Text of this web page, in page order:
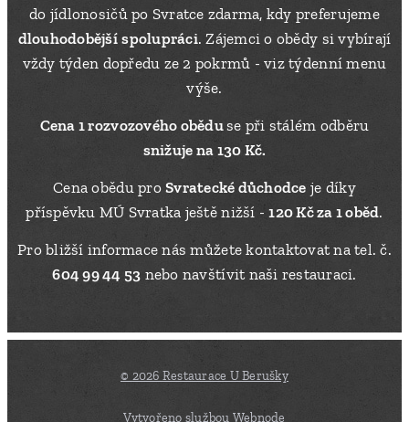
do jídlonosičů po Svratce zdarma, kdy preferujeme
dlouhodobější spolupráci. Zájemci o obědy si vybírají
vždy týden dopředu ze 2 pokrmů - viz týdenní menu
výše.
Cena 1 rozvozového oběduse při stálém odběru
snižuje na 130 Kč.
Cena obědu proSvratecké důchodce je díky
příspěvku MÚ Svratka ještě nižší -120 Kč za 1 oběd.
Pro bližší informace nás můžete kontaktovat na tel. č.
604 99 44 53 nebo navštívit naši restauraci.
© 2026 Restaurace U Berušky
Vytvořeno službou Webnode